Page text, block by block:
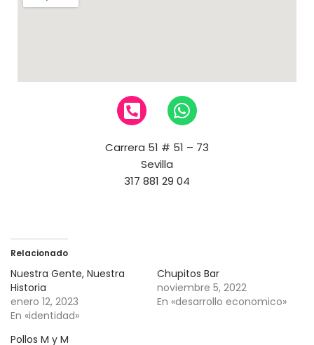
Carrera 51 # 51 – 73
Sevilla
317 881 29 04
Relacionado
Nuestra Gente, Nuestra
Historia
enero 12, 2023
En «identidad»
Chupitos Bar
noviembre 5, 2022
En «desarrollo economico»
Pollos M y M